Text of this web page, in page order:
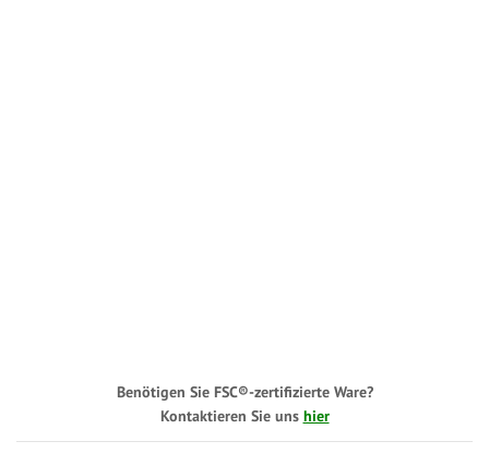
Benötigen Sie FSC®-zertifizierte Ware?
Kontaktieren Sie uns hier